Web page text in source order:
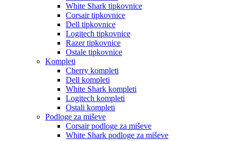
White Shark tipkovnice
Corsair tipkovnice
Dell tipkovnice
Logitech tipkovnice
Razer tipkovnice
Ostale tipkovnice
Kompleti
Cherry kompleti
Dell kompleti
White Shark kompleti
Logitech kompleti
Ostali kompleti
Podloge za miševe
Corsair podloge za miševe
White Shark podloge za miševe